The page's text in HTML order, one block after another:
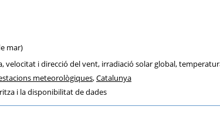
mar)
i direcció del vent, irradiació solar global,
meteorològiques,Catalunya
i la disponibilitat de dades